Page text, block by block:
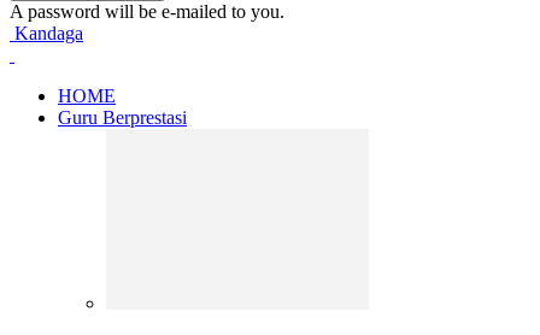
A password will be e-mailed to you.
Kandaga
HOME
Guru Berprestasi